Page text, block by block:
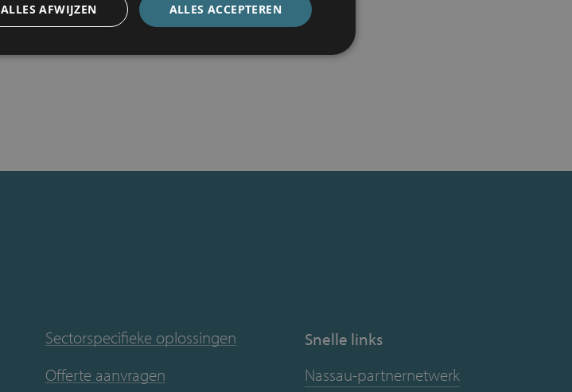
Sectorspecifieke oplossingen
Offerte aanvragen
Snelle links
Nassau-partnernetwerk
ALLES ACCEPTEREN
ALLES AFWIJZEN